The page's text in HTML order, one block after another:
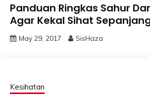
Panduan Ringkas Sahur
Agar Kekal Sihat
May 29, 2017 SisHaza
Kesihatan